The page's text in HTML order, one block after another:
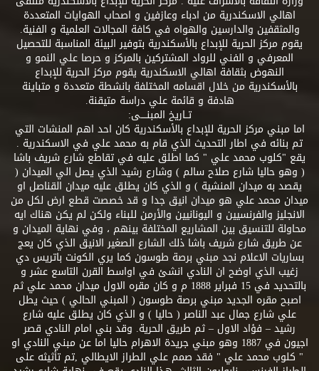
اهالي الاسكندرية من ادباء وعازفين و اصحاب الهوايات المتعددة
والمثقفين والدارسين والهواه في كافة المجالات العلمية و الفنية.
يقوم مركز الحرية للإبداع بالأسكندرية بتوفير البيئة المناسبة للتحصيل
المعرفي و الفني للرواد المشتركين بالمركز و حرصا علي النمو و
النهوض بثقافة اهالي الاسكندرية يقوم مركز الحرية للإبداع
بالأسكندرية من خلال اقسامه المختلفة بانشطة متعددة و متباينة
هادفة و قائمة علي دراسة متيقنة.
تــاريخ المبنــــى:
اما مبني مركز الحرية للإبداع بالأسكندرية كان احد اهم المنشات التي
تم بنائه في اطار التحديث الذي قام به محمد علي في الاسكندرية .
يقع "كلوب محمد علي " كما اطلق عليه في تقاطع شارع شريف باشا
( وهو حاليا شارع صلاح سالم ) وشارع رشيد الذي يصل الي الميدان (
يقصد به ميدان المنشية ) و الذي كان يطلق عليه ميدان القناصل او
ميدان محمد علي هو ميدان انيق جدا و قد خصصت قطع ارض لكل من
الانجليز والفرنسيين و اليونانيين والأرمن للبناء ولكن لم يكن هناك ايه
محاولة للتنسيق بين المشاريع المختلفة بينهم ، وفي نهاية الميدان و
عن طريق شارع شريف باشا ذلك الشارع الصغير الانيق الذي كان يعج
بساريات الاعلام نجد مبني برصة طوسون كما يري الكونت باتريس دي
زغيب الذي اوضح ان النادي انشئ في اواسط القرن التاسع عشر و
بالتحديد في 15 فبراير 1888 م و كان مقره الاول ميدان محمد علي ثم
اصبح مقره الجديد مبني برصة طوسون ( المبني الحالي ) حيث يطل
علي شارع جمال عبد الناصر ( حاليا ) و الذي كان يطلق عليه شارع
رشيد – فؤاد الاول – ثم طريق الحرية. وقد بني امام النادي قصر
اجيون في 1887 وهو مبني جريدة الاهرام حاليا اما عن مبني النادي او
" كلوب محمد علي " فقد صمم علي الطراز الايطالي ,تم تأثيثه على